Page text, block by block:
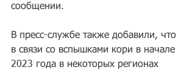
сообщении.
В пресс-службе также добавили, что
в связи со вспышками кори в начале
2023 года в некоторых регионах